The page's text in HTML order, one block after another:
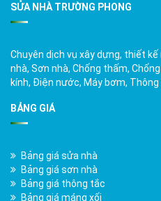
SỬA NHÀ TRƯỜNG PHONG
Chuyên dịch vụ xây dựng, thiết
nhà, Sơn nhà, Chống thấm,
kính, Điện nước, Máy bơm, Thông
BẢNG GIÁ
Bảng giá sửa nhà
Bảng giá sơn nhà
Bảng giá thông tắc
Bảng giá máng xối